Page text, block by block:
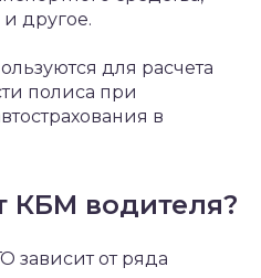
другое.
для расчета
полиса при
в
КБМ водителя?
зависит от ряда